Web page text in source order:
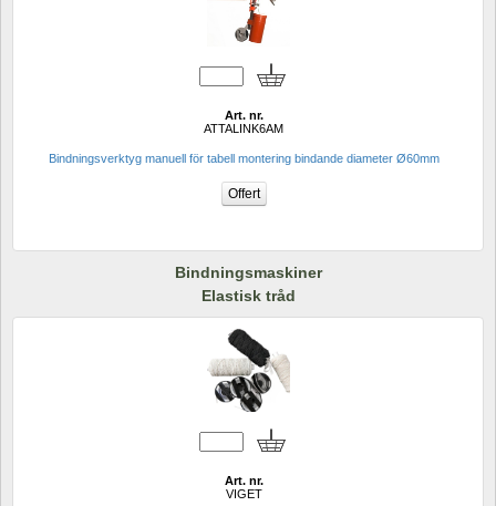
Art. nr.
ATTALINK6AM
Bindningsverktyg manuell för tabell montering bindande diameter Ø60mm
Bindningsmaskiner
Elastisk tråd
Art. nr.
VIGET